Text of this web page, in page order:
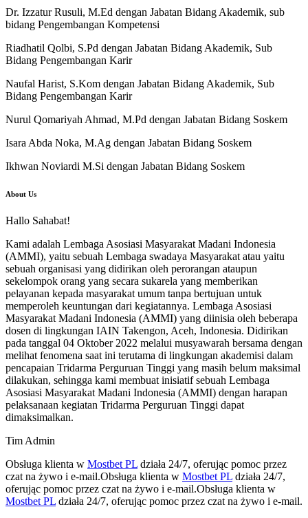
Dr. Izzatur Rusuli, M.Ed dengan Jabatan Bidang Akademik, sub
bidang Pengembangan Kompetensi
Riadhatil Qolbi, S.Pd dengan Jabatan Bidang Akademik, Sub
Bidang Pengembangan Karir
Naufal Harist, S.Kom dengan Jabatan Bidang Akademik, Sub
Bidang Pengembangan Karir
Nurul Qomariyah Ahmad, M.Pd dengan Jabatan Bidang Soskem
Isara Abda Noka, M.Ag dengan Jabatan Bidang Soskem
Ikhwan Noviardi M.Si dengan Jabatan Bidang Soskem
About Us
Hallo Sahabat!
Kami adalah Lembaga Asosiasi Masyarakat Madani Indonesia
(AMMI), yaitu sebuah Lembaga swadaya Masyarakat atau yaitu
sebuah organisasi yang didirikan oleh perorangan ataupun
sekelompok orang yang secara sukarela yang memberikan
pelayanan kepada masyarakat umum tanpa bertujuan untuk
memperoleh keuntungan dari kegiatannya. Lembaga Asosiasi
Masyarakat Madani Indonesia (AMMI) yang diinisia oleh beberapa
dosen di lingkungan IAIN Takengon, Aceh, Indonesia. Didirikan
pada tanggal 04 Oktober 2022 melalui musyawarah bersama dengan
melihat fenomena saat ini terutama di lingkungan akademisi dalam
pencapaian Tridarma Perguruan Tinggi yang masih belum maksimal
dilakukan, sehingga kami membuat inisiatif sebuah Lembaga
Asosiasi Masyarakat Madani Indonesia (AMMI) dengan harapan
pelaksanaan kegiatan Tridarma Perguruan Tinggi dapat
dimaksimalkan.
Tim Admin
Obsługa klienta w Mostbet PL działa 24/7, oferując pomoc przez
czat na żywo i e-mail.Obsługa klienta w Mostbet PL działa 24/7,
oferując pomoc przez czat na żywo i e-mail.Obsługa klienta w
Mostbet PL działa 24/7, oferując pomoc przez czat na żywo i e-mail.